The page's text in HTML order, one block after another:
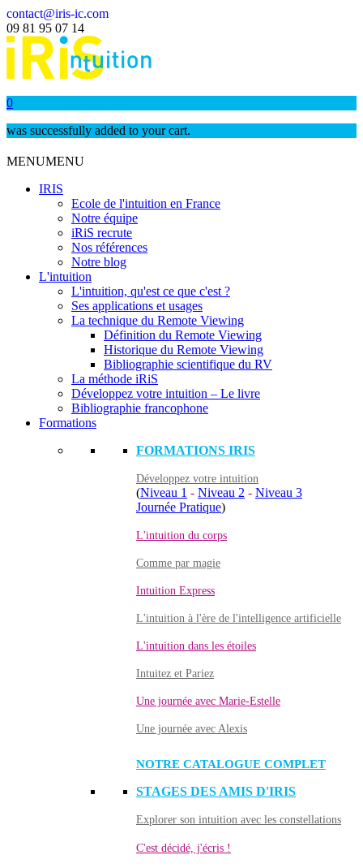
contact@iris-ic.com
09 81 95 07 14
0
was successfully added to your cart.
MENUMENU
IRIS
Ecole de l'intuition en France
Notre équipe
iRiS recrute
Nos références
Notre blog
L'intuition
L'intuition, qu'est ce que c'est ?
Ses applications et usages
La technique du Remote Viewing
Définition du Remote Viewing
Historique du Remote Viewing
Bibliographie scientifique du RV
La méthode iRiS
Développez votre intuition – Le livre
Bibliographie francophone
Formations
FORMATIONS IRIS
Développez votre intuition
(Niveau 1 - Niveau 2 - Niveau 3
Journée Pratique)
L'intuition du corps
Comme par magie
Intuition Express
L'intuition à l'ère de l'intelligence artificielle
L'intuition dans les étoiles
Intuitez et Pariez
Une journée avec Marie-Estelle
Une journée avec Alexis
NOTRE CATALOGUE COMPLET
STAGES DES AMIS D'IRIS
Explorer son intuition avec les constellations
C'est décidé, j'écris !